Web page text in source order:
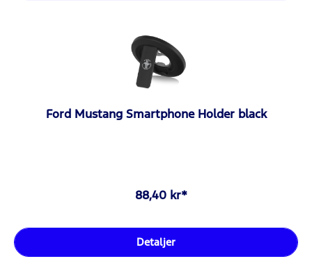
Ford Mustang Smartphone Holder black
88,40 kr*
Detaljer